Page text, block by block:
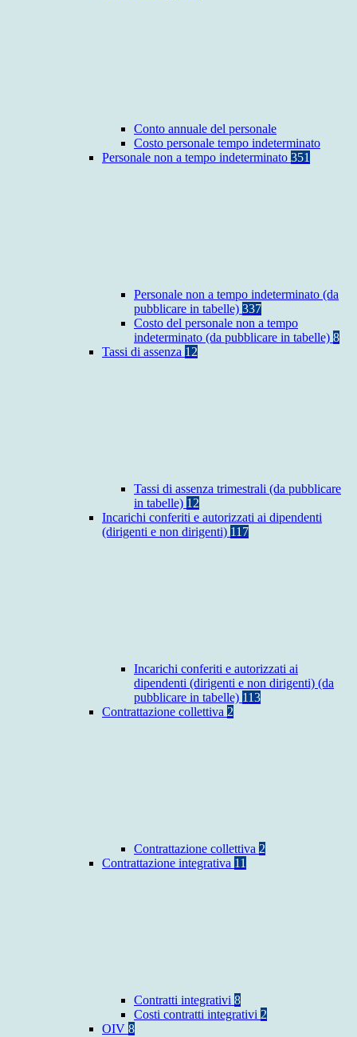
Conto annuale del personale
Costo personale tempo indeterminato
Personale non a tempo indeterminato 351
Personale non a tempo indeterminato (da
pubblicare in tabelle) 337
Costo del personale non a tempo
indeterminato (da pubblicare in tabelle) 8
Tassi di assenza 12
Tassi di assenza trimestrali (da pubblicare
in tabelle) 12
Incarichi conferiti e autorizzati ai dipendenti
(dirigenti e non dirigenti) 117
Incarichi conferiti e autorizzati ai
dipendenti (dirigenti e non dirigenti) (da
pubblicare in tabelle) 113
Contrattazione collettiva 2
Contrattazione collettiva 2
Contrattazione integrativa 11
Contratti integrativi 8
Costi contratti integrativi 2
OIV 8